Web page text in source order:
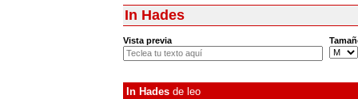
In Hades
Vista previa
In Hades de leo